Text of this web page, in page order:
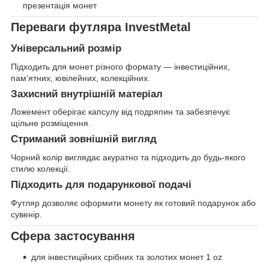
презентація монет
Переваги футляра InvestMetal
Універсальний розмір
Підходить для монет різного формату — інвестиційних,
пам’ятних, ювілейних, колекційних.
Захисний внутрішній матеріал
Ложемент оберігає капсулу від подряпин та забезпечує
щільне розміщення.
Стриманий зовнішній вигляд
Чорний колір виглядає акуратно та підходить до будь-якого
стилю колекції.
Підходить для подарункової подачі
Футляр дозволяє оформити монету як готовий подарунок або
сувенір.
Сфера застосування
для інвестиційних срібних та золотих монет 1 oz